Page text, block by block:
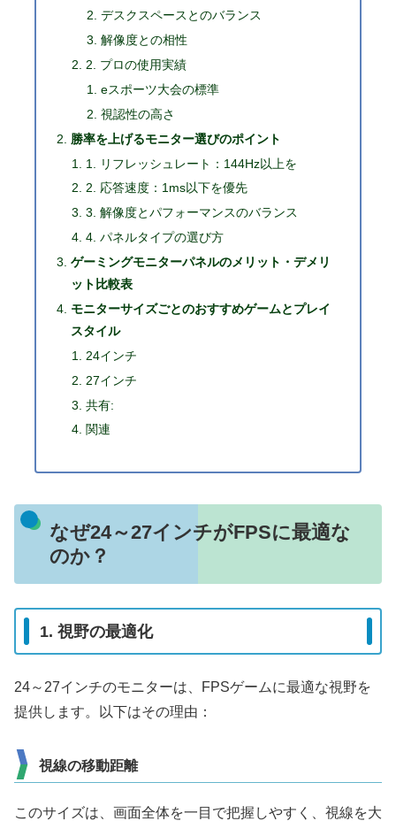
デスクスペースとのバランス
解像度との相性
2. プロの使用実績
eスポーツ大会の標準
視認性の高さ
勝率を上げるモニター選びのポイント
1. リフレッシュレート：144Hz以上を
2. 応答速度：1ms以下を優先
3. 解像度とパフォーマンスのバランス
4. パネルタイプの選び方
ゲーミングモニターパネルのメリット・デメリ
ット比較表
モニターサイズごとのおすすめゲームとプレイ
スタイル
24インチ
27インチ
共有:
関連
なぜ24～27インチがFPSに最適な
のか？
1. 視野の最適化
24～27インチのモニターは、FPSゲームに最適な視野を
提供します。以下はその理由：
視線の移動距離
このサイズは、画面全体を一目で把握しやすく、視線を大